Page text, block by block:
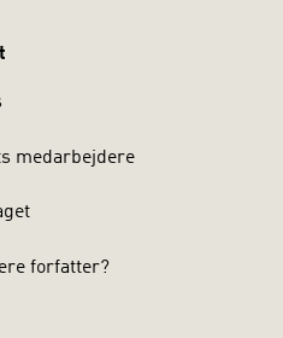
medarbejdere
forfatter?